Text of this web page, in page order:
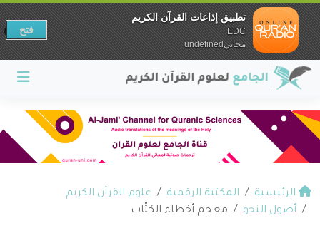
الرئيسية المكتبة الرقمية
علوم القرآن الكريم
أصول النحو
معجم أخطاء الكتّاب
تطبيق إذاعات القرآن الكريم
EDC
مجانيundefined
فتح